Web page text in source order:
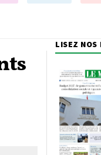
Morocco Today
Bookclub
LISEZ NOS